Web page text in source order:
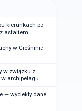
kierunkach po
asfaltem
w Cieśninie
w związku z
archipelagu
— wyciekły dane